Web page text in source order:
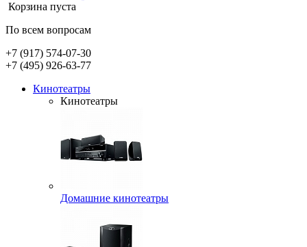
Корзина пуста
По всем вопросам
+7 (917) 574-07-30
+7 (495) 926-63-77
Кинотеатры
Кинотеатры
Домашние кинотеатры